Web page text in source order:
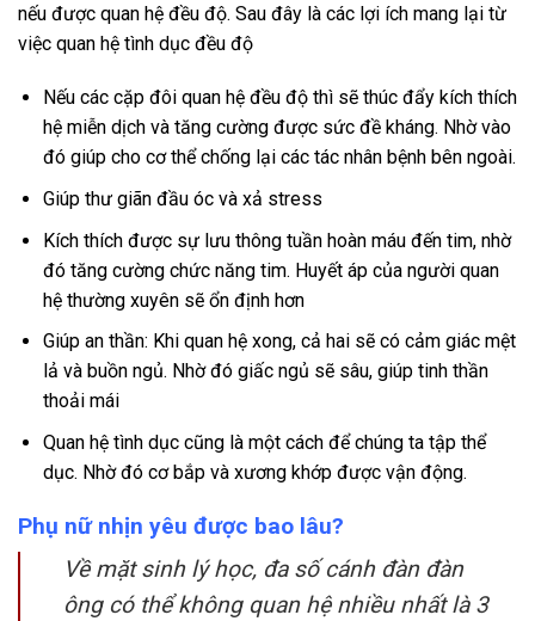
nếu được quan hệ đều độ. Sau đây là các lợi ích mang lại từ
việc quan hệ tình dục đều độ
Nếu các cặp đôi quan hệ đều độ thì sẽ thúc đẩy kích thích
hệ miễn dịch và tăng cường được sức đề kháng. Nhờ vào
đó giúp cho cơ thể chống lại các tác nhân bệnh bên ngoài.
Giúp thư giãn đầu óc và xả stress
Kích thích được sự lưu thông tuần hoàn máu đến tim, nhờ
đó tăng cường chức năng tim. Huyết áp của người quan
hệ thường xuyên sẽ ổn định hơn
Giúp an thần: Khi quan hệ xong, cả hai sẽ có cảm giác mệt
lả và buồn ngủ. Nhờ đó giấc ngủ sẽ sâu, giúp tinh thần
thoải mái
Quan hệ tình dục cũng là một cách để chúng ta tập thể
dục. Nhờ đó cơ bắp và xương khớp được vận động.
Phụ nữ nhịn yêu được bao lâu?
Về mặt sinh lý học, đa số cánh đàn đàn
ông có thể không quan hệ nhiều nhất là 3